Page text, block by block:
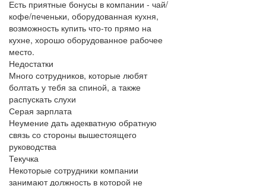
Есть приятные бонусы в компании - чай/
кофе/печеньки, оборудованная кухня,
возможность купить что-то прямо на
кухне, хорошо оборудованное рабочее
место.
Недостатки
Много сотрудников, которые любят
болтать у тебя за спиной, а также
распускать слухи
Серая зарплата
Неумение дать адекватную обратную
связь со стороны вышестоящего
руководства
Текучка
Некоторые сотрудники компании
занимают должность в которой не